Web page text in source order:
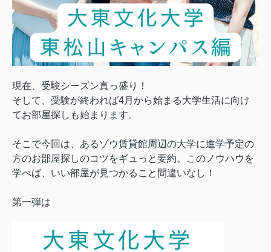
現在、受験シーズン真っ盛り！
そして、受験が終われば4月から始まる大学生活に向け
てお部屋探しも始まります。
そこで今回は、あるゾウ賃貸館周辺の大学に進学予定の
方のお部屋探しのコツをギュっと要約。このノウハウを
学べば、いい部屋が見つかること間違いなし！
第一弾は